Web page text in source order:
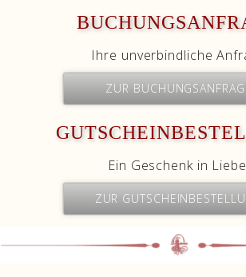
Ihre unverbindliche
ZUR
Ein Geschenk in
ZUR